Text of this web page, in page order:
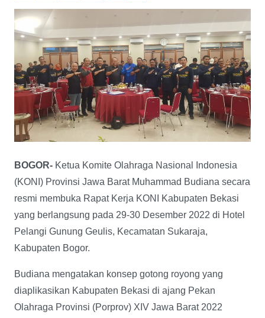
BOGOR- Ketua Komite Olahraga Nasional Indonesia
(KONI) Provinsi Jawa Barat Muhammad Budiana secara
resmi membuka Rapat Kerja KONI Kabupaten Bekasi
yang berlangsung pada 29-30 Desember 2022 di Hotel
Pelangi Gunung Geulis, Kecamatan Sukaraja,
Kabupaten Bogor.
Budiana mengatakan konsep gotong royong yang
diaplikasikan Kabupaten Bekasi di ajang Pekan
Olahraga Provinsi (Porprov) XIV Jawa Barat 2022